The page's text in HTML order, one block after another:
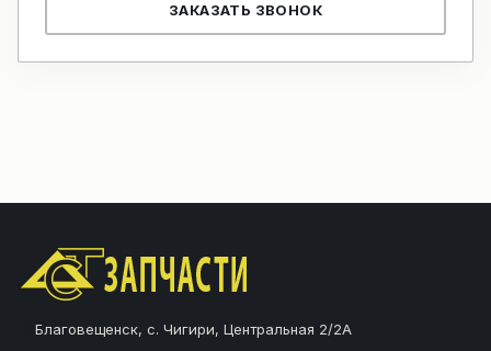
ЗАКАЗАТЬ ЗВОНОК
Благовещенск, с. Чигири, Центральная 2/2А